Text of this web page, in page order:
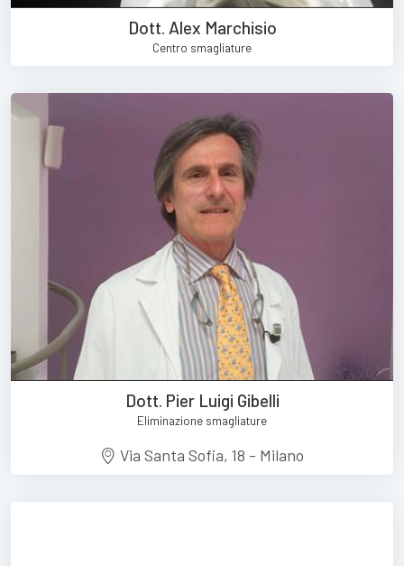
Dott. Alex Marchisio
Centro smagliature
Dott. Pier Luigi Gibelli
Eliminazione smagliature
Via Santa Sofia, 18 - Milano